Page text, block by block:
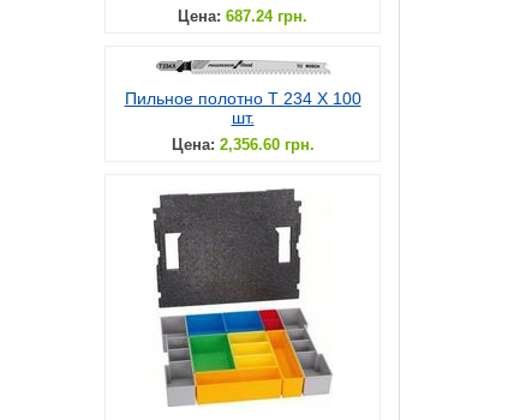
Цена: 687.24 грн.
Пильное полотно T 234 X 100
шт.
Цена: 2,356.60 грн.